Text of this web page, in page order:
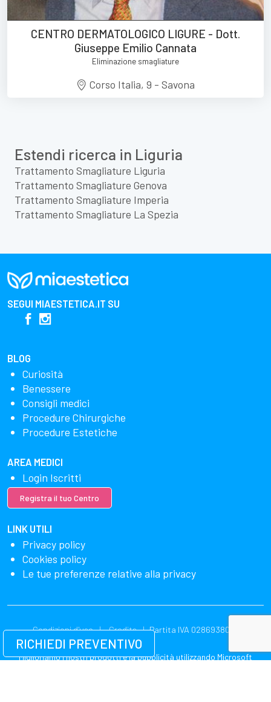
CENTRO DERMATOLOGICO LIGURE - Dott.
Giuseppe Emilio Cannata
Eliminazione smagliature
Corso Italia, 9 - Savona
Estendi ricerca in Liguria
Trattamento Smagliature Liguria
Trattamento Smagliature Genova
Trattamento Smagliature Imperia
Trattamento Smagliature La Spezia
SEGUI MIAESTETICA.IT SU
BLOG
Curiosità
Benessere
Consigli medici
Procedure Chirurgiche
Procedure Estetiche
AREA MEDICI
Login Iscritti
Registra il tuo Centro
LINK UTILI
Privacy policy
Cookies policy
Le tue preferenze relative alla privacy
Condizioni d'uso Credits Partita IVA 02869380549
Miglioriamo i nostri prodotti e la pubblicità utilizzando Microsoft
RICHIEDI PREVENTIVO